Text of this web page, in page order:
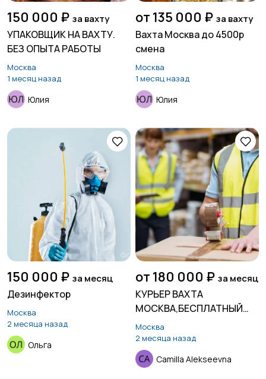
150 000 ₽ за вахту
УПАКОВЩИК НА ВАХТУ.
БЕЗ ОПЫТА РАБОТЫ
Москва
1 месяц назад
Юлия
от 135 000 ₽ за вахту
Вахта Москва до 4500р
смена
Москва
1 месяц назад
Юлия
150 000 ₽ за месяц
Дезинфектор
Москва
2 месяца назад
Ольга
от 180 000 ₽ за месяц
КУРЬЕР ВАХТА
МОСКВА,БЕСПЛАТНЫЙ
ХОСТЕЛ,ДО 7000 Р
Москва
2 месяца назад
Camilla Alekseevna